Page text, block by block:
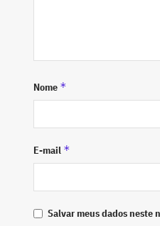
Nome *
E-mail *
Salvar meus dados neste